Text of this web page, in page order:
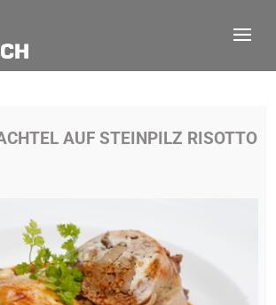
AUF STEINPILZ RISOTTO